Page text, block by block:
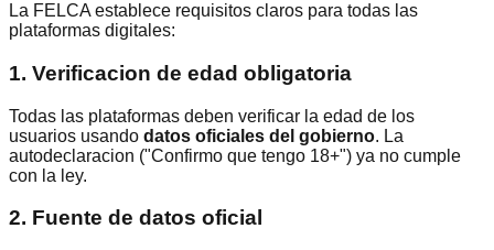
La FELCA establece requisitos claros para todas las
plataformas digitales:
1. Verificacion de edad obligatoria
Todas las plataformas deben verificar la edad de los
usuarios usando datos oficiales del gobierno. La
autodeclaracion ("Confirmo que tengo 18+") ya no cumple
con la ley.
2. Fuente de datos oficial